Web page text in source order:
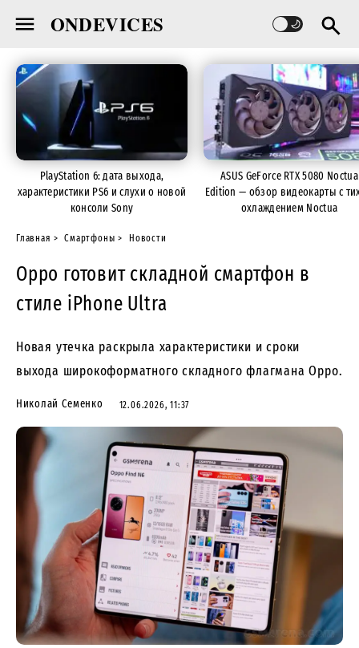
ONDEVICES
PlayStation 6: дата выхода,
характеристики PS6 и слухи о новой
консоли Sony
ASUS GeForce RTX 5080 Noctua
Edition — обзор видеокарты с
охлаждением Noctua
Главная Смартфоны Новости
Oppo готовит складной смартфон в
стиле iPhone Ultra
Новая утечка раскрыла характеристики и сроки
выхода широкоформатного складного флагмана Oppo.
Николай Семенко 12.06.2026, 11:37